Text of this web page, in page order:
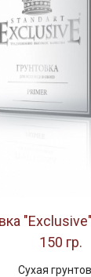
150 гр.
Сухая